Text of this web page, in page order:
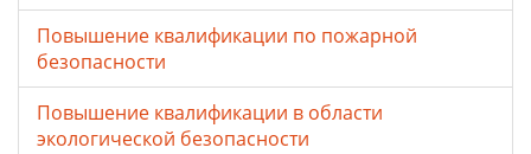
Повышение квалификации по пожарной
безопасности
Повышение квалификации в области
экологической безопасности